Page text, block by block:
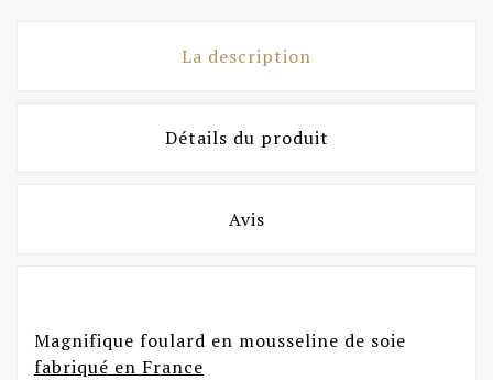
La description
Détails du produit
Avis
Magnifique foulard en mousseline de soie
fabriqué en France